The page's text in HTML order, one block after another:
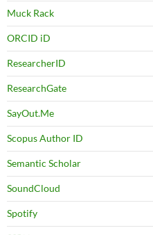
Muck Rack
ORCID iD
ResearcherID
ResearchGate
SayOut.Me
Scopus Author ID
Semantic Scholar
SoundCloud
Spotify